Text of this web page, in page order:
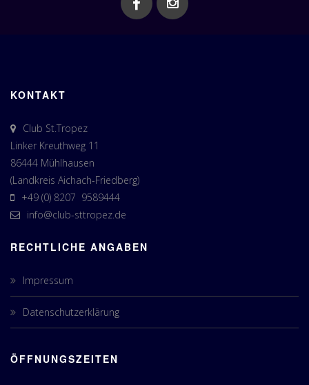
KONTAKT
Club St.Tropez
Linker Kreuthweg 11
86444 Mühlhausen
(Landkreis Aichach-Friedberg)
+49 (0) 8207 9589444
info@club-sttropez.de
RECHTLICHE ANGABEN
Impressum
Datenschutzerklärung
ÖFFNUNGSZEITEN